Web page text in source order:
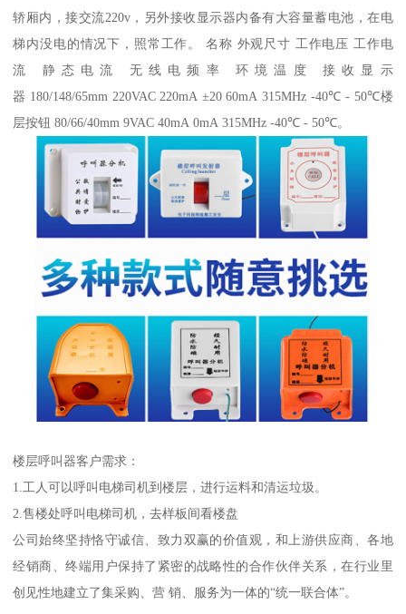
轿厢内，接交流220v，另外接收显示器内备有大容量蓄电池，在电
梯内没电的情况下，照常工作。 名称 外观尺寸 工作电压 工作电
流 静态电流 无线电频率 环境温度 接收显示
器 180/148/65mm 220VAC 220mA ±20 60mA 315MHz -40℃ - 50℃楼
层按钮 80/66/40mm 9VAC 40mA 0mA 315MHz -40℃ - 50℃。
楼层呼叫器客户需求：
1.工人可以呼叫电梯司机到楼层，进行运料和清运垃圾。
2.售楼处呼叫电梯司机，去样板间看楼盘
公司始终坚持恪守诚信、致力双赢的价值观，和上游供应商、各地
经销商、终端用户保持了紧密的战略性的合作伙伴关系，在行业里
创见性地建立了集采购、营 销、服务为一体的“统一联合体”。